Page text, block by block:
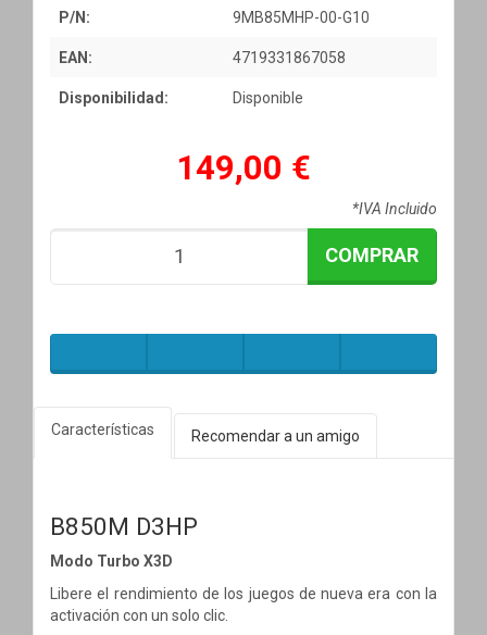
P/N: 9MB85MHP-00-G10
EAN: 4719331867058
Disponibilidad: Disponible
149,00 €
*IVA Incluido
COMPRAR
Características Recomendar a un amigo
B850M D3HP
Modo Turbo X3D
Libere el rendimiento de los juegos de nueva era con la
activación con un solo clic.